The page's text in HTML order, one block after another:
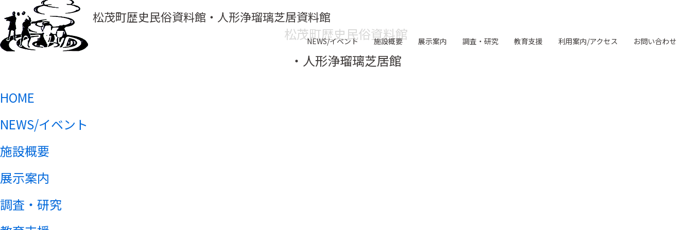
松茂町歴史民俗資料館・人形浄瑠璃芝居資料館
NEWS/イベント 施設概要 展示案内 調査・研究 教育支援 利用案内/アクセス お問い合わせ
松茂町歴史民俗資料館
・人形浄瑠璃芝居館
HOME
NEWS/イベント
施設概要
展示案内
調査・研究